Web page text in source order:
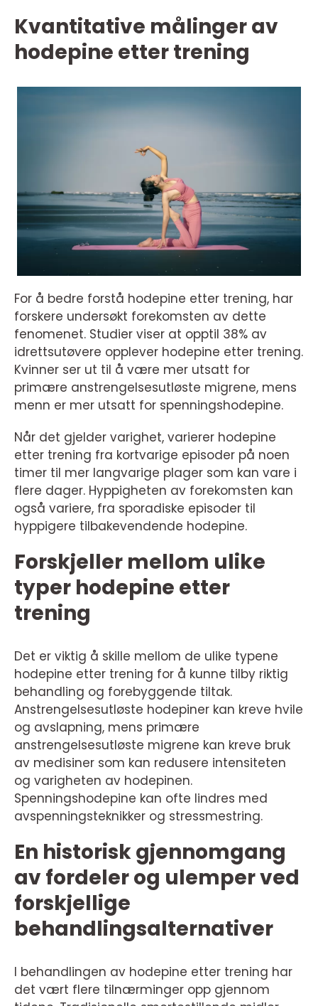
Kvantitative målinger av
hodepine etter trening
For å bedre forstå hodepine etter trening, har
forskere undersøkt forekomsten av dette
fenomenet. Studier viser at opptil 38% av
idrettsutøvere opplever hodepine etter trening.
Kvinner ser ut til å være mer utsatt for
primære anstrengelsesutløste migrene, mens
menn er mer utsatt for spenningshodepine.
Når det gjelder varighet, varierer hodepine
etter trening fra kortvarige episoder på noen
timer til mer langvarige plager som kan vare i
flere dager. Hyppigheten av forekomsten kan
også variere, fra sporadiske episoder til
hyppigere tilbakevendende hodepine.
Forskjeller mellom ulike
typer hodepine etter
trening
Det er viktig å skille mellom de ulike typene
hodepine etter trening for å kunne tilby riktig
behandling og forebyggende tiltak.
Anstrengelsesutløste hodepiner kan kreve hvile
og avslapning, mens primære
anstrengelsesutløste migrene kan kreve bruk
av medisiner som kan redusere intensiteten
og varigheten av hodepinen.
Spenningshodepine kan ofte lindres med
avspenningsteknikker og stressmestring.
En historisk gjennomgang
av fordeler og ulemper ved
forskjellige
behandlingsalternativer
I behandlingen av hodepine etter trening har
det vært flere tilnærminger opp gjennom